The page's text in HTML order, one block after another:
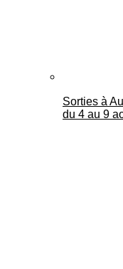
Sorties à
du 4 au 9